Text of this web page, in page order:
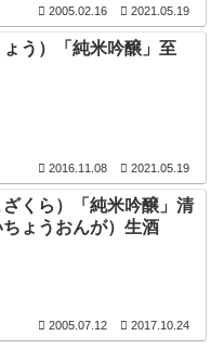
2005.02.16 2021.05.19
う）「純米吟醸」至
2016.11.08 2021.05.19
くら）「純米吟醸」清
ょうおんが）生酒
2005.07.12 2017.10.24